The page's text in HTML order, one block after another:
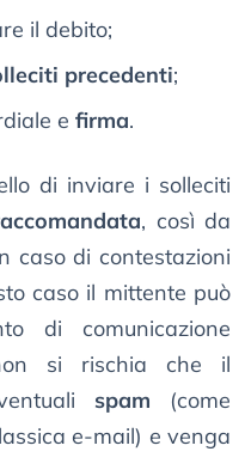
il debito;
precedenti;
e firma.
di inviare i solleciti
, così da
caso di contestazioni
caso il mittente può
di comunicazione
si rischia che il
spam (come
e-mail) e venga